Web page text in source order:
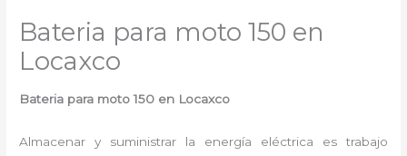
Bateria para moto 150 en
Locaxco
Bateria para moto 150 en Locaxco
Almacenar y suministrar la energía eléctrica es trabajo